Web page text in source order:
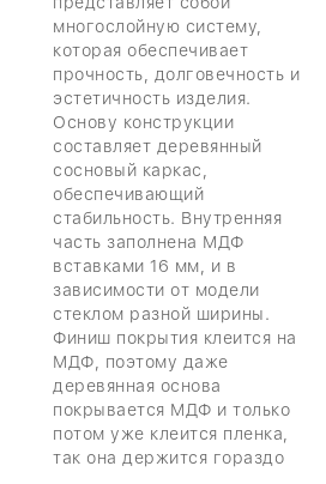
многослойную систему,
которая обеспечивает
прочность, долговечность и
эстетичность изделия.
Основу конструкции
составляет деревянный
сосновый каркас,
обеспечивающий
стабильность. Внутренняя
часть заполнена МДФ
вставками 16 мм, и в
зависимости от модели
стеклом разной ширины.
Финиш покрытия клеится на
МДФ, поэтому даже
деревянная основа
покрывается МДФ и только
потом уже клеится пленка,
так она держится гораздо